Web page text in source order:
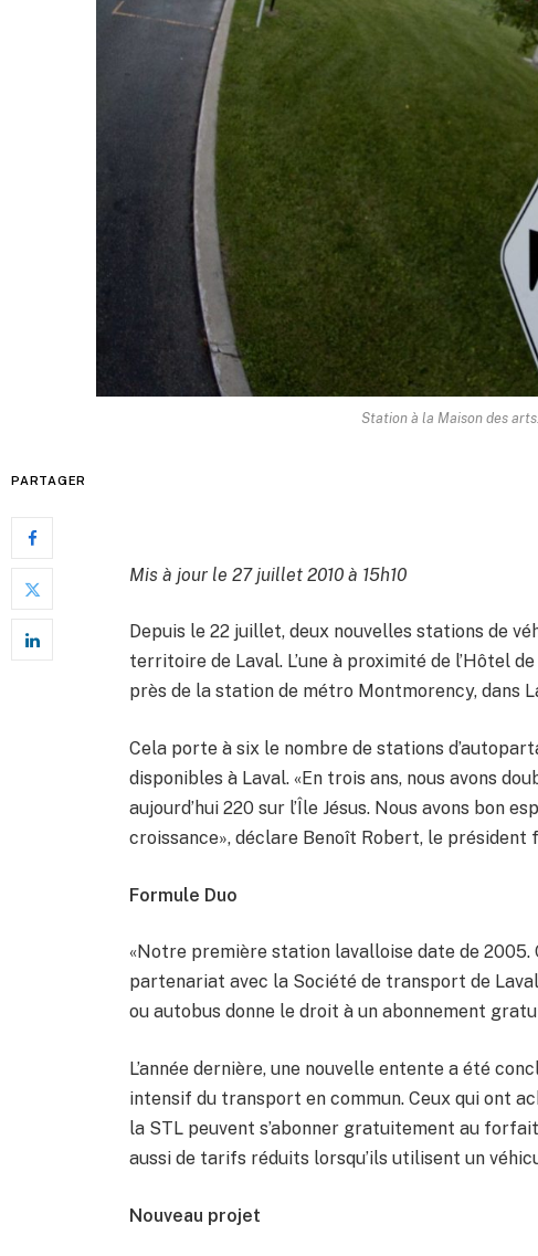
Station à la Maison des
PARTAGER
Mis à jour le 27 juillet 2010 à 15h10
Depuis le 22 juillet, deux nouvelles stations de
territoire de Laval. L’une à proximité de l’Hôtel
près de la station de métro Montmorency, dans
Cela porte à six le nombre de stations
disponibles à Laval. «En trois ans, nous avons
aujourd’hui 220 sur l’Île Jésus. Nous avons bon
croissance», déclare Benoît Robert, le président
Formule Duo
«Notre première station lavalloise date de 2005.
partenariat avec la Société de transport de
ou autobus donne le droit à un abonnement
L’année dernière, une nouvelle entente a été
intensif du transport en commun. Ceux qui ont
la STL peuvent s’abonner gratuitement au
aussi de tarifs réduits lorsqu’ils utilisent un
Nouveau projet